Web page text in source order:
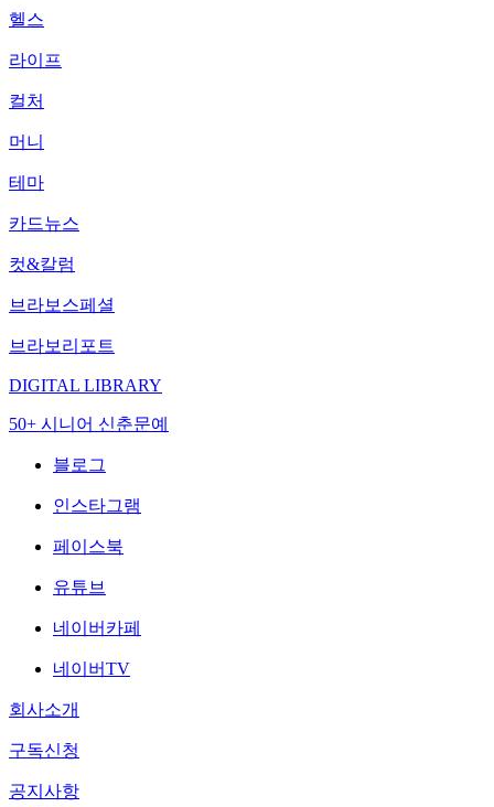
헬스
라이프
컬처
머니
테마
카드뉴스
컷&칼럼
브라보스페셜
브라보리포트
DIGITAL LIBRARY
50+ 시니어 신춘문예
블로그
인스타그램
페이스북
유튜브
네이버카페
네이버TV
회사소개
구독신청
공지사항